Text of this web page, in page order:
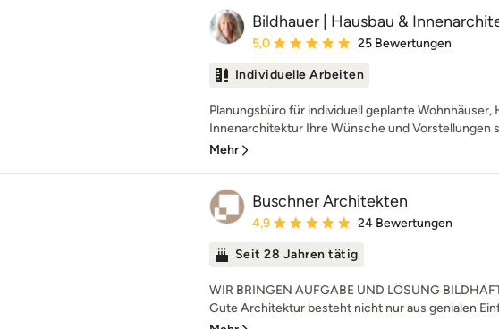
Bildhauer | Hausbau &
Durchschnittliche Bewertung: 5 von 5
5,0 25 Bewertungen
Individuelle Arbeiten
Planungsbüro für individuell geplante Wohnhäuser,
Innenarchitektur Ihre Wünsche und Vorstellungen
Mehr
Buschner Architekten
Durchschnittliche Bewertung: 4.9 von 5
4,9 24 Bewertungen
Seit 28 Jahren tätig
WIR BRINGEN AUFGABE UND LÖSUNG
Gute Architektur besteht nicht nur aus genialen